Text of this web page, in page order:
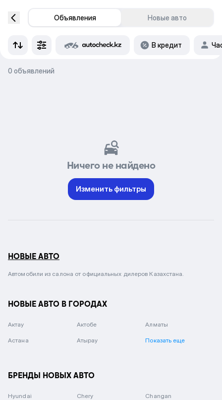
Объявления Новые авто
В кредит
0 объявлений
Ничего не найдено
Изменить фильтры
НОВЫЕ АВТО
Автомобили из салона от официальных дилеров Казахстана.
НОВЫЕ АВТО В ГОРОДАХ
Актау Актобе Алматы
Астана Атырау Показать еще
БРЕНДЫ НОВЫХ АВТО
Hyundai Chery Changan